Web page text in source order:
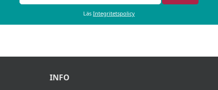
Läs Integritetspolicy
INFO